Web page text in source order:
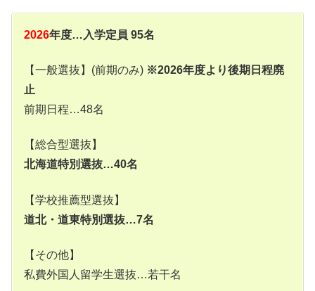
2026年度…入学定員 95名
【一般選抜】(前期のみ) ※2026年度より後期日程廃
止
前期日程…48名
【総合型選抜】
北海道特別選抜…40名
【学校推薦型選抜】
道北・道東特別選抜…7名
【その他】
私費外国人留学生選抜…若干名